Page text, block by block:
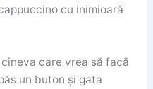
cu inimioară
care vrea să facă
un buton și gata